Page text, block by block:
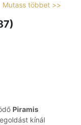
Mutass többet >>
Piramis
kínál